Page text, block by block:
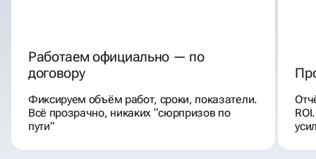
Работаем официально — по
договору
Фиксируем объём работ, сроки, показатели.
Всё прозрачно, никаких “сюрпризов по
пути”